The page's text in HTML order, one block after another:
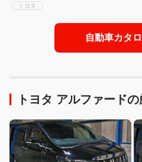
トヨタ
自動車カタ
トヨタ アルファード